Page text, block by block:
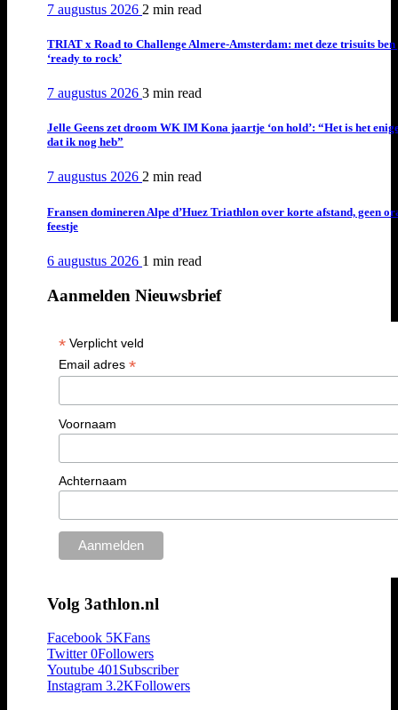
7 augustus 2026 2 min read
TRIAT x Road to Challenge Almere-Amsterdam: met deze trisuits ben
‘ready to rock’
7 augustus 2026 3 min read
Jelle Geens zet droom WK IM Kona jaartje ‘on hold’: “Het is het
dat ik nog heb”
7 augustus 2026 2 min read
Fransen domineren Alpe d’Huez Triathlon over korte afstand, geen
feestje
6 augustus 2026 1 min read
Aanmelden Nieuwsbrief
*Verplicht veld
Email adres *
Voornaam
Achternaam
Volg 3athlon.nl
Facebook 5KFans
Twitter 0Followers
Youtube 401 Subscriber
Instagram 3.2KFollowers